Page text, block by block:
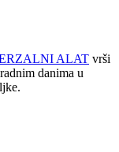
ALAT vrši
danima u